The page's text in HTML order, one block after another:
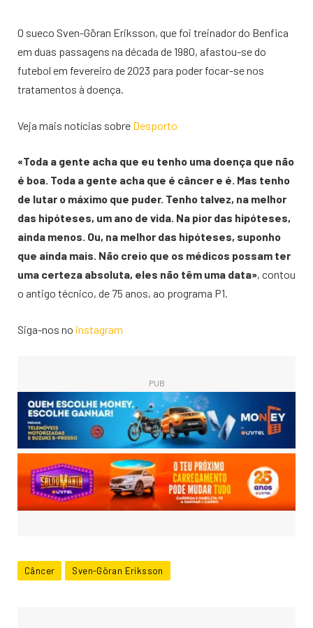
O sueco Sven-Göran Eriksson, que foi treinador do Benfica
em duas passagens na década de 1980, afastou-se do
futebol em fevereiro de 2023 para poder focar-se nos
tratamentos à doença.
Veja mais notícias sobre Desporto
«Toda a gente acha que eu tenho uma doença que não
é boa. Toda a gente acha que é câncer e é. Mas tenho
de lutar o máximo que puder. Tenho talvez, na melhor
das hipóteses, um ano de vida. Na pior das hipóteses,
ainda menos. Ou, na melhor das hipóteses, suponho
que ainda mais. Não creio que os médicos possam ter
uma certeza absoluta, eles não têm uma data», contou
o antigo técnico, de 75 anos, ao programa P1.
Siga-nos no instagram
PUB
Câncer Sven-Göran Eriksson